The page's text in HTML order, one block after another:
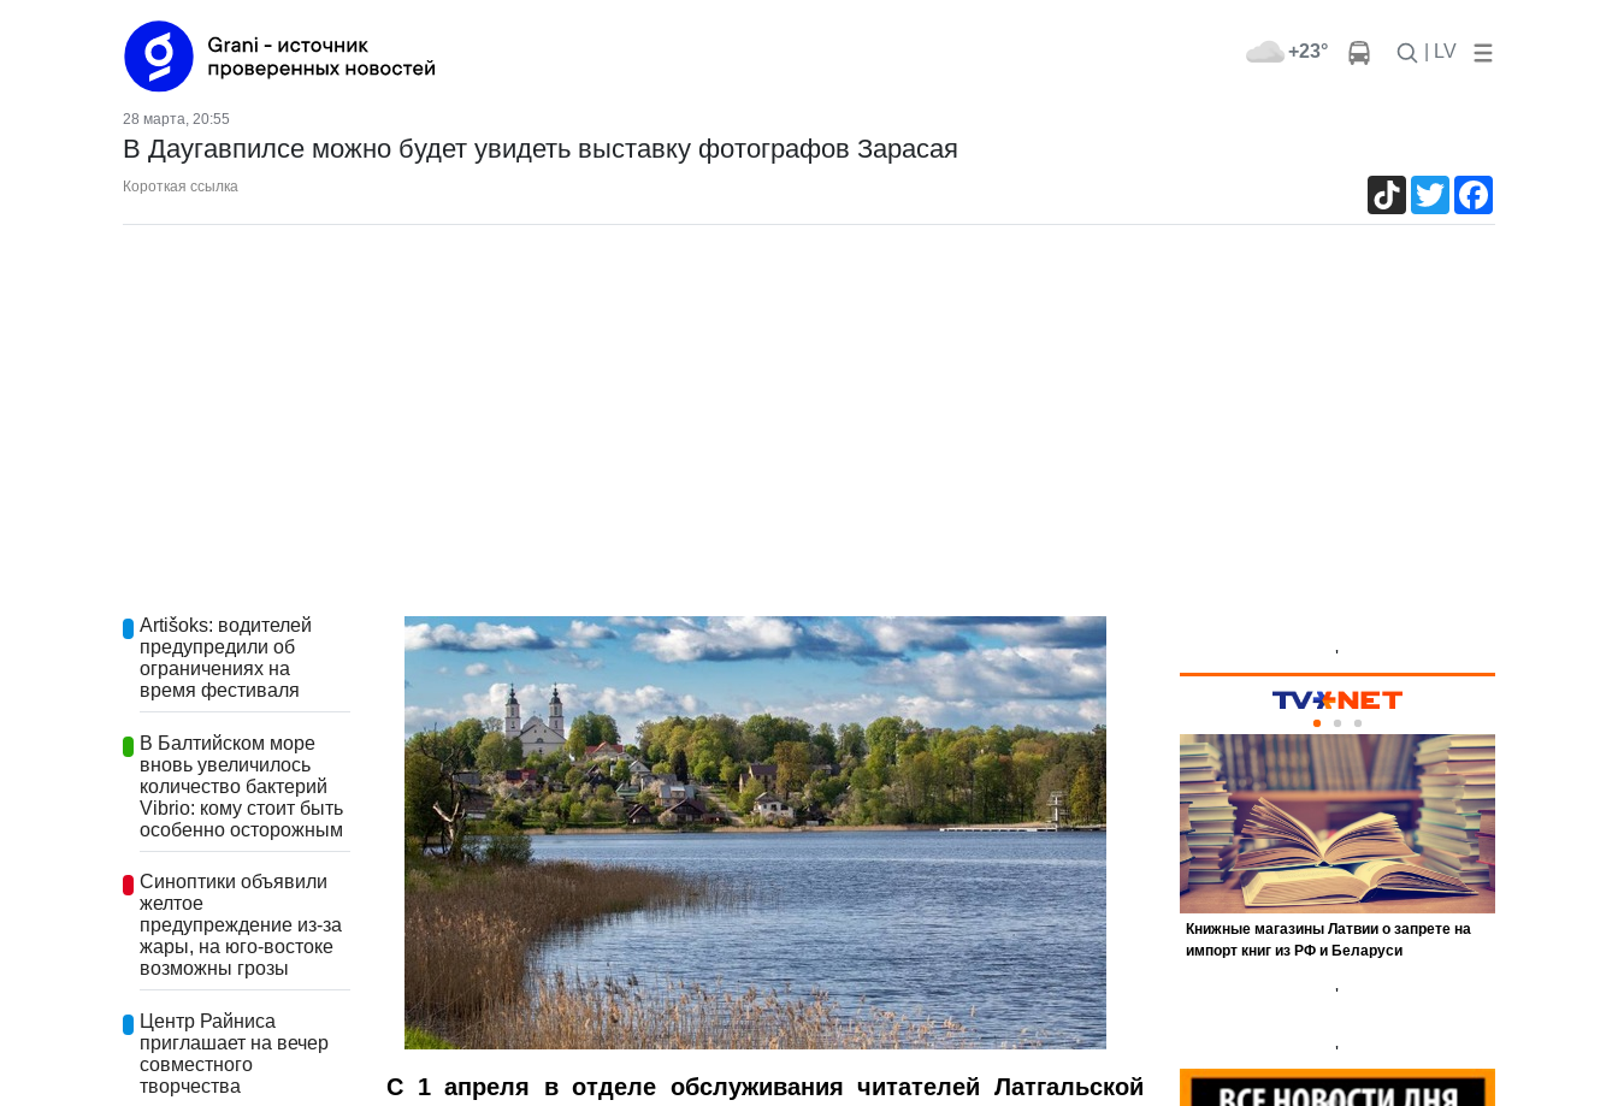
+23° | LV
28 марта, 20:55
В Даугавпилсе можно будет увидеть выставку фотографов Зарасая
Короткая ссылка TikTokTwitter
Artišoks: водителей
предупредили об
ограничениях на
время фестиваля
В Балтийском море
вновь увеличилось
количество бактерий
Vibrio: кому стоит быть
особенно осторожным
Синоптики объявили
желтое
предупреждение из-за
жары, на юго-востоке
возможны грозы
Центр Райниса
приглашает на вечер
совместного
творчества
С 1 апреля в отделе обслуживания читателей Латгальской
'
'
'